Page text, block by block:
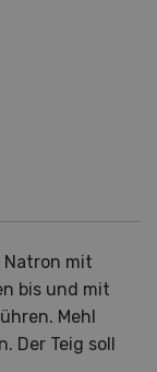
Natron mit
bis und mit
Mehl
Der Teig soll